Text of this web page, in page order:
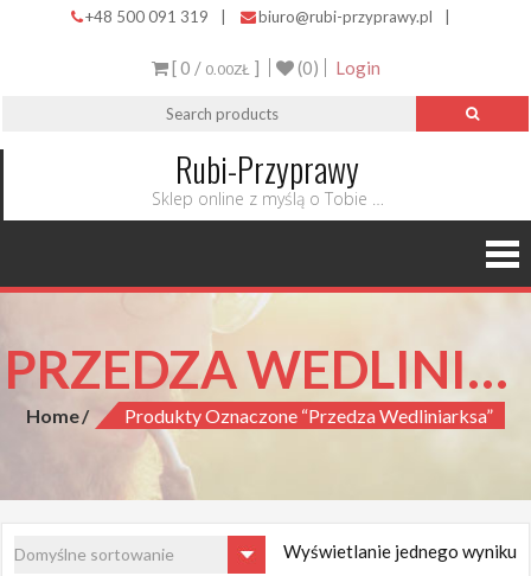
+48 500 091 319 biuro@rubi-przyprawy.pl
[ 0 / 0.00ZŁ ] (0) Login
Rubi-Przyprawy
Sklep online z myślą o Tobie …
PRZEDZA WEDLINIARKSA
Home Produkty Oznaczone “przedza Wedliniarksa”
Wyświetlanie jednego wyniku